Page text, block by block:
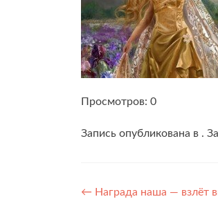
Просмотров: 0
Запись опубликована в .
Навигация
← Награда наша — взлёт